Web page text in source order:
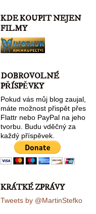
KDE KOUPIT NEJEN
FILMY
DOBROVOLNÉ
PŘÍSPĚVKY
Pokud vás můj blog zaujal,
máte možnost přispět přes
Flattr nebo PayPal na jeho
tvorbu. Budu vděčný za
každý příspěvek.
KRÁTKÉ ZPRÁVY
Tweets by @MartinStefko